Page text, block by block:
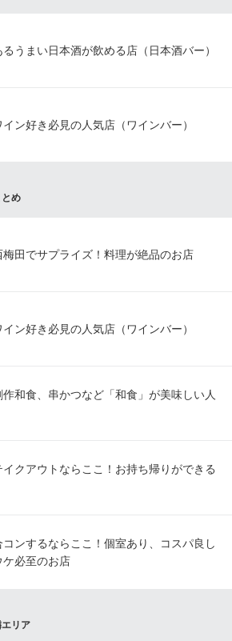
うまい日本酒が飲める店（日本酒バー）
ン好き必見の人気店（ワインバー）
め
梅田でサプライズ！料理が絶品のお店
ン好き必見の人気店（ワインバー）
和食、串かつなど「和食」が美味しい人
クアウトならここ！お持ち帰りができる
ンするならここ！個室あり、コスパ良し
ケ必至のお店
リア